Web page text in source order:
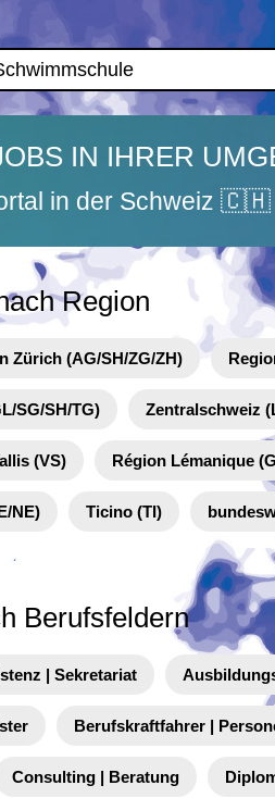
IN IHRER
in der Schweiz 🇨🇭
Region
Zürich (AG/SH/ZG/ZH)
SG/SH/TG) Zentralschweiz
(VS) Région Lémanique
NE) Ticino (TI)
Berufsfeldern
| Sekretariat
Berufskraftfahrer |
Consulting | Beratung